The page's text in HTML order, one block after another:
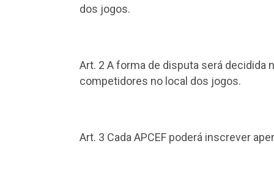
dos jogos.
Art. 2 A forma de disputa será decidida
competidores no local dos jogos.
Art. 3 Cada APCEF poderá inscrever